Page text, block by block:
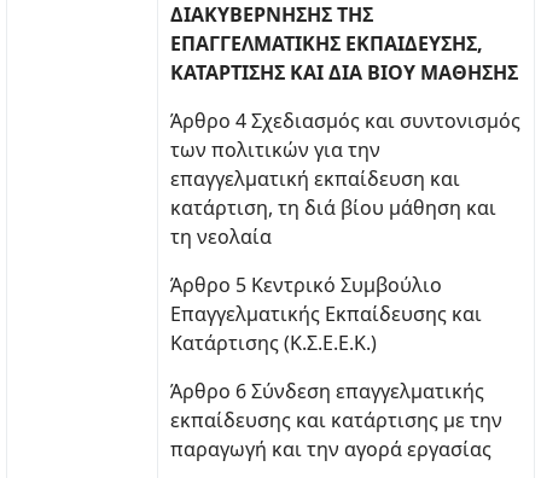
ΔΙΑΚΥΒΕΡΝΗΣΗΣ ΤΗΣ
ΕΠΑΓΓΕΛΜΑΤΙΚΗΣ ΕΚΠΑΙΔΕΥΣΗΣ,
ΚΑΤΑΡΤΙΣΗΣ ΚΑΙ ΔΙΑ ΒΙΟΥ ΜΑΘΗΣΗΣ
Άρθρο 4 Σχεδιασμός και συντονισμός
των πολιτικών για την
επαγγελματική εκπαίδευση και
κατάρτιση, τη διά βίου μάθηση και
τη νεολαία
Άρθρο 5 Κεντρικό Συμβούλιο
Επαγγελματικής Εκπαίδευσης και
Κατάρτισης (Κ.Σ.Ε.Ε.Κ.)
Άρθρο 6 Σύνδεση επαγγελματικής
εκπαίδευσης και κατάρτισης με την
παραγωγή και την αγορά εργασίας